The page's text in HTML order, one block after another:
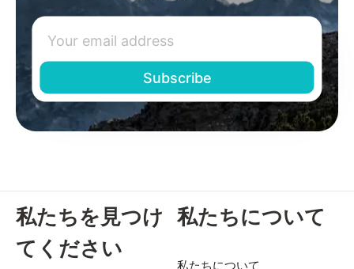
私たちを見つけ
てください
私たちについて
私たちについて